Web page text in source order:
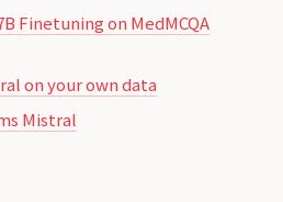
Finetuning on MedMCQA
on your own data
Mistral